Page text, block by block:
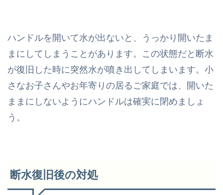
ハンドルを開いて水が出ないと、うっかり開いたま
まにしてしまうことがあります。この状態だと断水
が復旧した時に突然水が噴き出してしまいます。小
さなお子さんやお年寄りの居るご家庭では、開いた
ままにしないようにハンドルは確実に閉めましょ
う。
断水復旧後の対処